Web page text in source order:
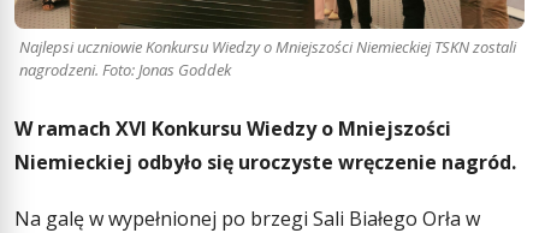
Najlepsi uczniowie Konkursu Wiedzy o Mniejszości Niemieckiej TSKN zostali
nagrodzeni. Foto: Jonas Goddek
W ramach XVI Konkursu Wiedzy o Mniejszości
Niemieckiej odbyło się uroczyste wręczenie nagród.
Na galę w wypełnionej po brzegi Sali Białego Orła w